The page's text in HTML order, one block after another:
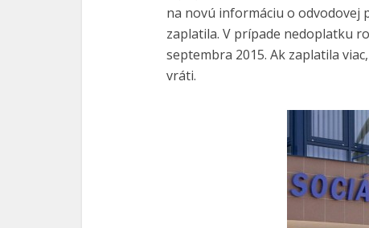
na novú informáciu o
zaplatila. V prípade nedoplatku
septembra 2015. Ak zaplatila
vráti.